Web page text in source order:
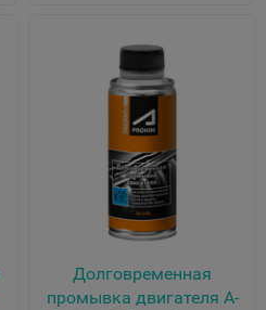
Долговременная
промывка двигателя A-